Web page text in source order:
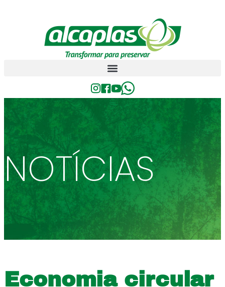
NOTÍCIAS
Economia circular